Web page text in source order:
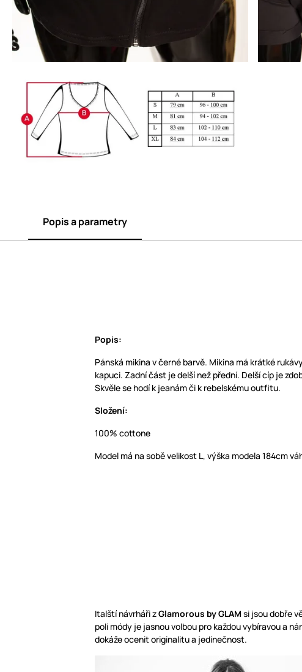
Popis a parametry
Popis:
Pánská mikina v černé barvě. Mikina má krátké
kapuci. Zadní část je delší než přední. Delší cíp je
Skvěle se hodí k jeanám či k rebelskému outfitu.
Složení:
100% cottone
Model má na sobě velikost L, výška modela 184cm
Italští návrháři zGlamorous by GLAM si jsou dobře
poli módy je jasnou volbou pro každou vybíravou a
dokáže ocenit originalitu a jedinečnost.